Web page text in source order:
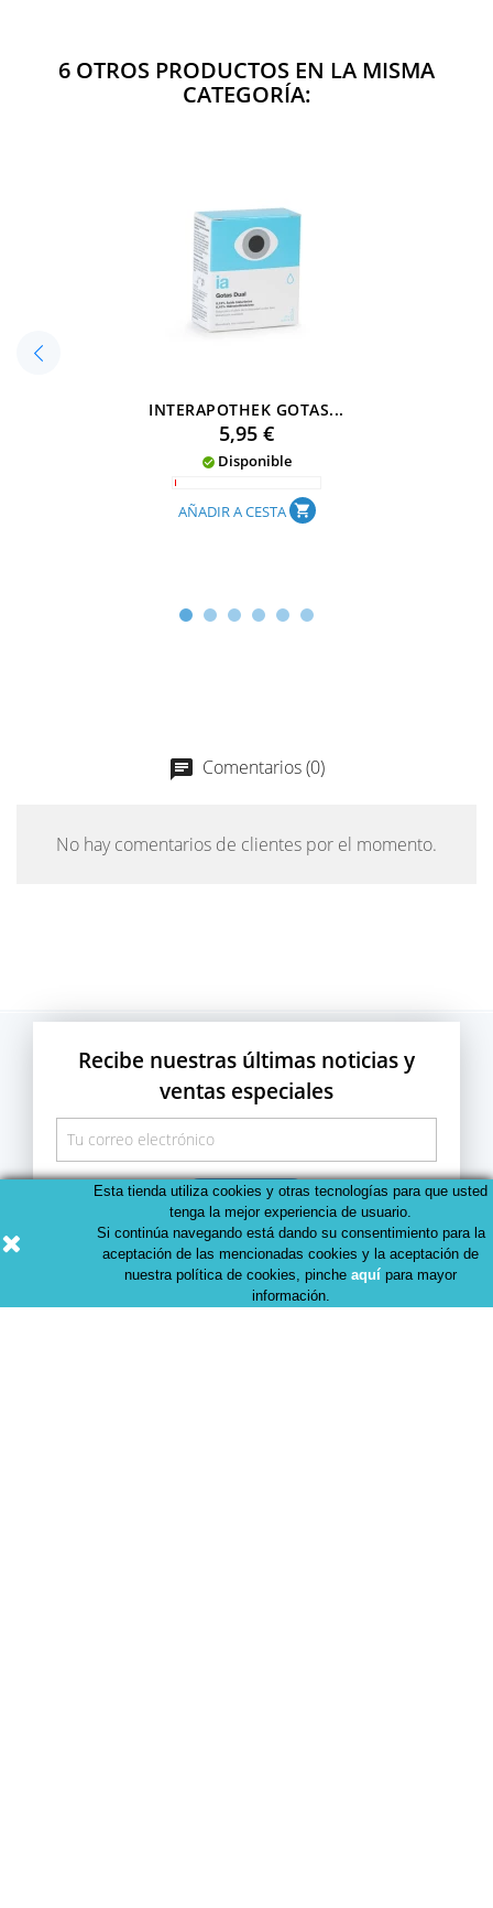
6 OTROS PRODUCTOS EN LA MISMA
CATEGORÍA:
INTERAPOTHEK GOTAS...
Precio
5,95 €
 Disponible
AÑADIR A CESTA shopping_cart
chat Comentarios (0)
No hay comentarios de clientes por el momento.
Recibe nuestras últimas noticias y
ventas especiales
Puedes darte de baja en cualquier momento. Para ello,
consulta nuestra información de contacto en el aviso legal
o en cada correo Newsletter que recibas.
Esta tienda utiliza cookies y otras tecnologías para que usted
tenga la mejor experiencia de usuario.
Si continúa navegando está dando su consentimiento para la
aceptación de las mencionadas cookies y la aceptación de
nuestra política de cookies, pinche aquí para mayor
información.